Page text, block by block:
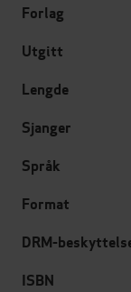
Forlag
Utgitt
Lengde
Sjanger
Språk
Format
DRM-
ISBN